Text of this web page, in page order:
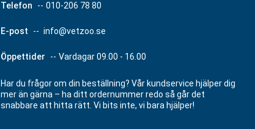
Telefon -- 010-206 78 80
E-post -- info@vetzoo.se
Öppettider -- Vardagar 09.00 - 16.00
Har du frågor om din beställning? Vår kundservice hjälper dig
mer än gärna – ha ditt ordernummer redo så går det
snabbare att hitta rätt. Vi bits inte, vi bara hjälper!